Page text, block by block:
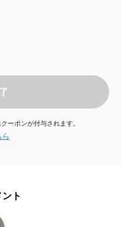
ーポンが付与されます。
ト